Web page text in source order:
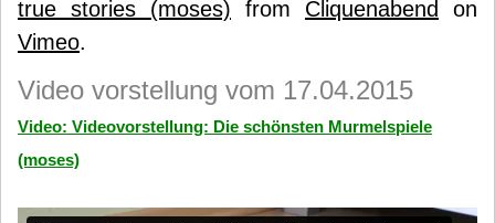
true stories (moses) from Cliquenabend
on
Vimeo.
Video vorstellung vom 17.04.2015
Video: Videovorstellung: Die schönsten Murmelspiele
(moses)